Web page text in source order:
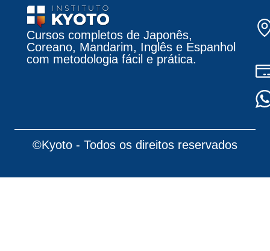
Cursos completos de Japonês,
Coreano, Mandarim, Inglês e Espanhol
com metodologia fácil e prática.
©Kyoto - Todos os direitos reservados